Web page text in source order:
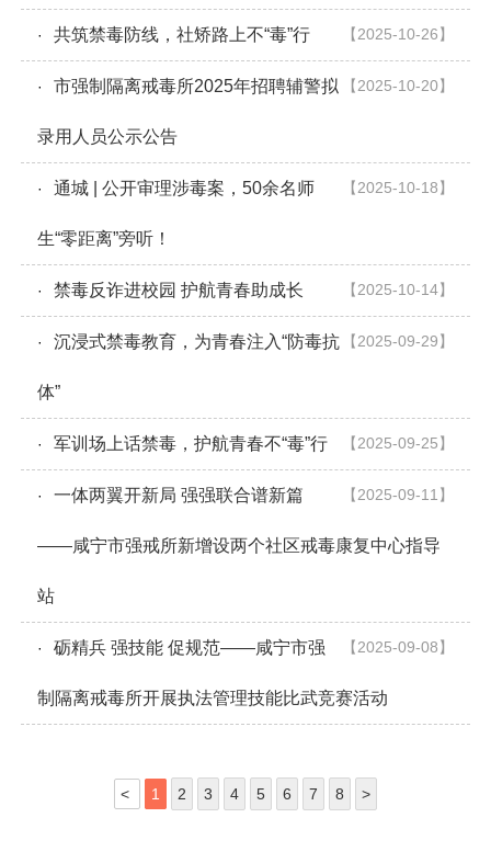
【2025-10-26】
· 共筑禁毒防线，社矫路上不“毒”行
【2025-10-20】
· 市强制隔离戒毒所2025年招聘辅警拟
录用人员公示公告
【2025-10-18】
· 通城 | 公开审理涉毒案，50余名师
生“零距离”旁听！
【2025-10-14】
· 禁毒反诈进校园 护航青春助成长
【2025-09-29】
· 沉浸式禁毒教育，为青春注入“防毒抗
体”
【2025-09-25】
· 军训场上话禁毒，护航青春不“毒”行
【2025-09-11】
· 一体两翼开新局 强强联合谱新篇
——咸宁市强戒所新增设两个社区戒毒康复中心指导
站
【2025-09-08】
· 砺精兵 强技能 促规范——咸宁市强
制隔离戒毒所开展执法管理技能比武竞赛活动
< 1 2 3 4 5 6 7 8 >